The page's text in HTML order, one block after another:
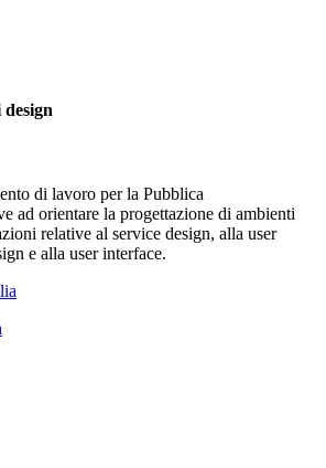
di lavoro per la Pubblica
ad orientare la progettazione di ambienti
relative al service design, alla user
e alla user interface.